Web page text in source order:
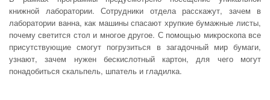
книжной лаборатории. Сотрудники отдела расскажут, зачем в
лаборатории ванна, как машины спасают хрупкие бумажные листы,
почему светится стол и многое другое. С помощью микроскопа все
присутствующие смогут погрузиться в загадочный мир бумаги,
узнают, зачем нужен бескислотный картон, для чего могут
понадобиться скальпель, шпатель и гладилка.